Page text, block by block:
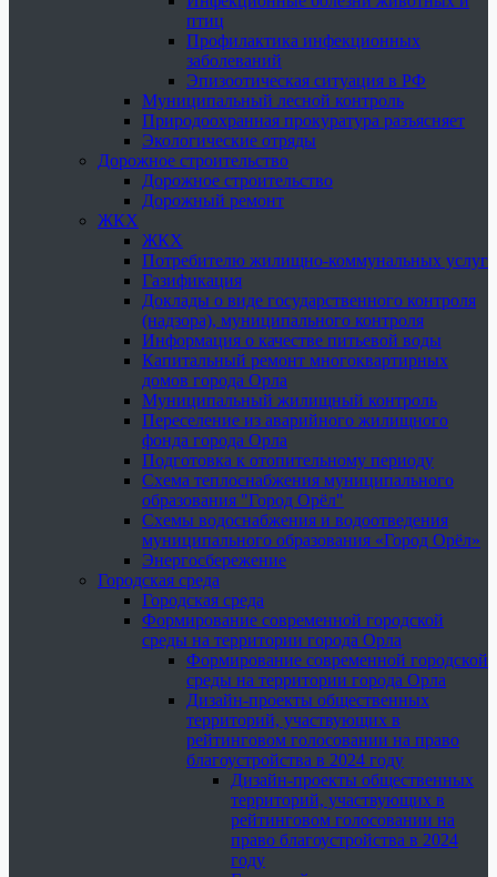
птиц
Профилактика инфекционных
заболеваний
Эпизоотическая ситуация в РФ
Муниципальный лесной контроль
Природоохранная прокуратура разъясняет
Экологические отряды
Дорожное строительство
Дорожное строительство
Дорожный ремонт
ЖКХ
ЖКХ
Потребителю жилищно-коммунальных услуг
Газификация
Доклады о виде государственного контроля
(надзора), муниципального контроля
Информация о качестве питьевой воды
Капитальный ремонт многоквартирных
домов города Орла
Муниципальный жилищный контроль
Переселение из аварийного жилищного
фонда города Орла
Подготовка к отопительному периоду
Схема теплоснабжения муниципального
образования "Город Орёл"
Схемы водоснабжения и водоотведения
муниципального образования «Город Орёл»
Энергосбережение
Городская среда
Городская среда
Формирование современной городской
среды на территории города Орла
Формирование современной городской
среды на территории города Орла
Дизайн-проекты общественных
территорий, участвующих в
рейтинговом голосовании на право
благоустройства в 2024 году
Дизайн-проекты общественных
территорий, участвующих в
рейтинговом голосовании на
право благоустройства в 2024
году